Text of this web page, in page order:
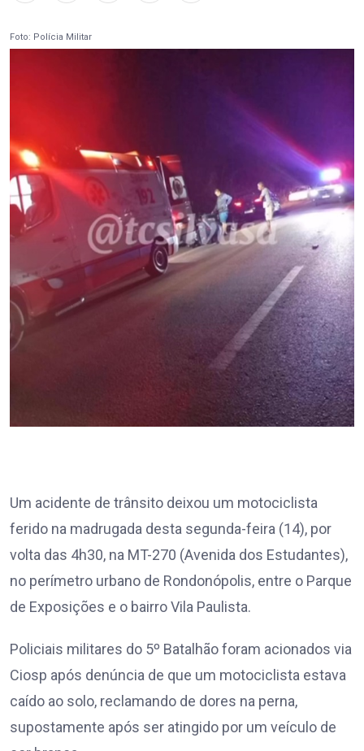
Foto: Polícia Militar
Um acidente de trânsito deixou um motociclista
ferido na madrugada desta segunda-feira (14), por
volta das 4h30, na MT-270 (Avenida dos Estudantes),
no perímetro urbano de Rondonópolis, entre o Parque
de Exposições e o bairro Vila Paulista.
Policiais militares do 5º Batalhão foram acionados via
Ciosp após denúncia de que um motociclista estava
caído ao solo, reclamando de dores na perna,
supostamente após ser atingido por um veículo de